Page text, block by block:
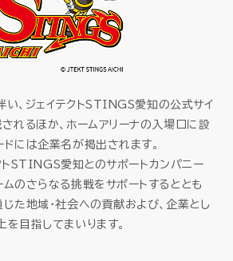
ロード
、ジェイテクトSTINGS愛知の公式サイ
れるほか、ホームアリーナの入場口に設
には企業名が掲出されます。
トSTINGS愛知とのサポートカンパニー
のさらなる挑戦をサポートするととも
た地域・社会への貢献および、企業とし
目指してまいります。